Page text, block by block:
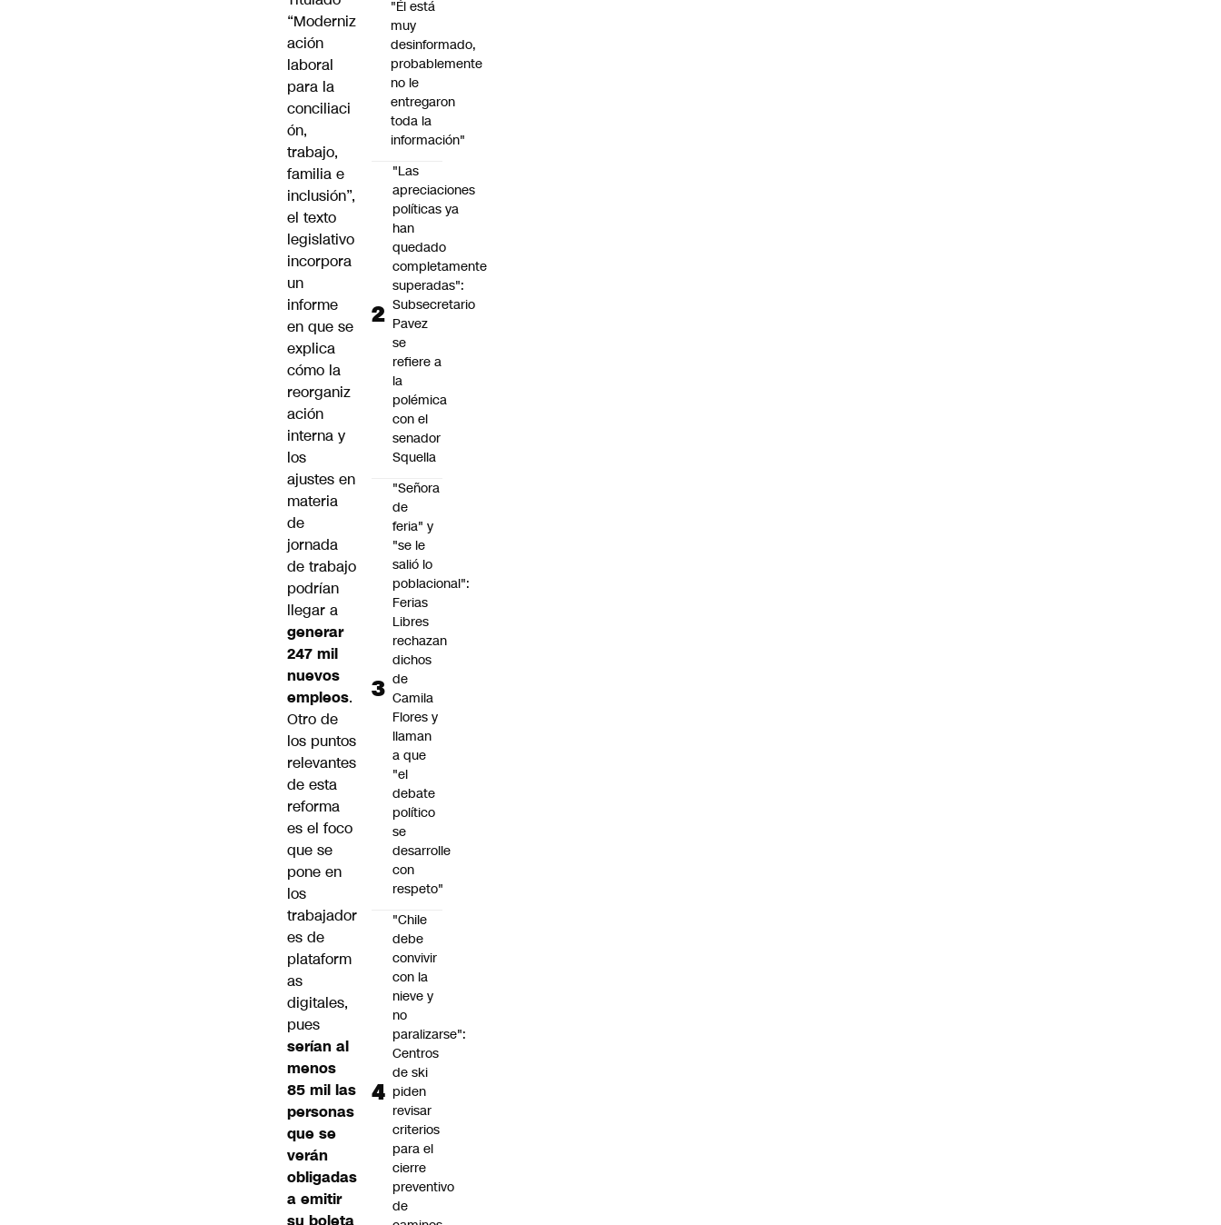
“Moderniz
ación
laboral
para la
conciliaci
ón,
trabajo,
familia e
inclusión”,
el texto
legislativo
incorpora
un
informe
en que se
explica
cómo la
reorganiz
ación
interna y
los
ajustes en
materia
de
jornada
de trabajo
podrían
llegar a
generar
247 mil
nuevos
empleos.
Otro de
los puntos
relevantes
de esta
reforma
es el foco
que se
pone en
los
trabajador
es de
plataform
as
digitales,
pues
serían al
menos
85 mil las
personas
que se
verán
obligadas
a emitir
su boleta
"Él está
muy
desinformado,
probablemente
no le
entregaron
toda la
información"
"Las
apreciaciones
políticas ya
han
quedado
completamente
superadas":
Subsecretario
Pavez
se
refiere a
la
polémica
con el
senador
Squella
"Señora
de
feria" y
"se le
salió lo
poblacional":
Ferias
Libres
rechazan
dichos
de
Camila
Flores y
llaman
a que
"el
debate
político
se
desarrolle
con
respeto"
"Chile
debe
convivir
con la
nieve y
no
paralizarse":
Centros
de ski
piden
revisar
criterios
para el
cierre
preventivo
de